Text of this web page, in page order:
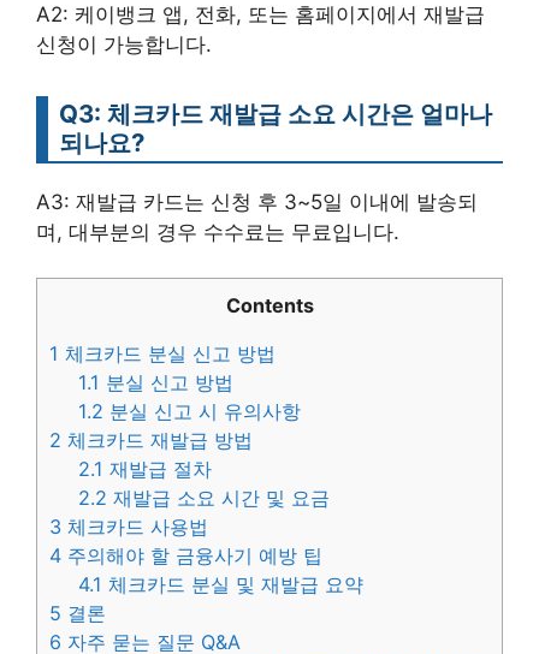
A2: 케이뱅크 앱, 전화, 또는 홈페이지에서 재발급
신청이 가능합니다.
Q3: 체크카드 재발급 소요 시간은 얼마나
되나요?
A3: 재발급 카드는 신청 후 3~5일 이내에 발송되
며, 대부분의 경우 수수료는 무료입니다.
Contents
1 체크카드 분실 신고 방법
1.1 분실 신고 방법
1.2 분실 신고 시 유의사항
2 체크카드 재발급 방법
2.1 재발급 절차
2.2 재발급 소요 시간 및 요금
3 체크카드 사용법
4 주의해야 할 금융사기 예방 팁
4.1 체크카드 분실 및 재발급 요약
5 결론
6 자주 묻는 질문 Q&A